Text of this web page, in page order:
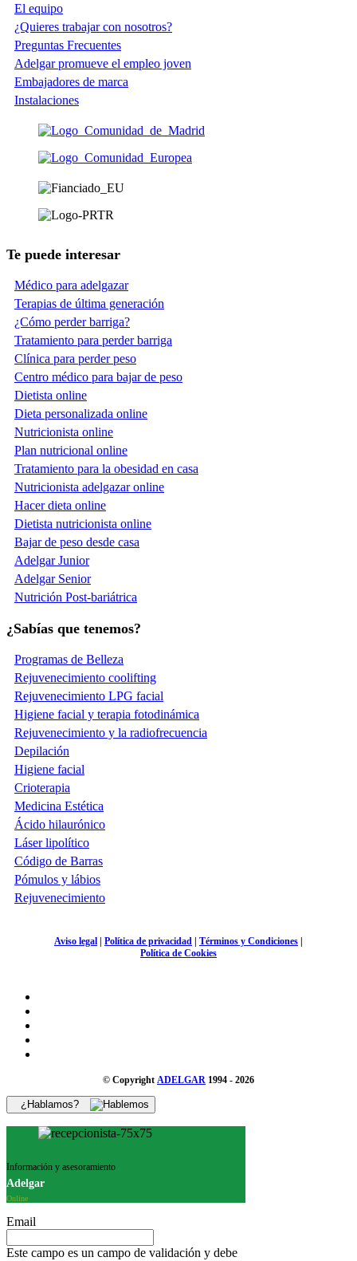
El equipo
¿Quieres trabajar con nosotros?
Preguntas Frecuentes
Adelgar promueve el empleo joven
Embajadores de marca
Instalaciones
Te puede interesar
Médico para adelgazar
Terapias de última generación
¿Cómo perder barriga?
Tratamiento para perder barriga
Clínica para perder peso
Centro médico para bajar de peso
Dietista online
Dieta personalizada online
Nutricionista online
Plan nutricional online
Tratamiento para la obesidad en casa
Nutricionista adelgazar online
Hacer dieta online
Dietista nutricionista online
Bajar de peso desde casa
Adelgar Junior
Adelgar Senior
Nutrición Post-bariátrica
¿Sabías que tenemos?
Programas de Belleza
Rejuvenecimiento coolifting
Rejuvenecimiento LPG facial
Higiene facial y terapia fotodinámica
Rejuvenecimiento y la radiofrecuencia
Depilación
Higiene facial
Crioterapia
Medicina Estética
Ácido hilaurónico
Láser lipolítico
Código de Barras
Pómulos y lábios
Rejuvenecimiento
Aviso legal | Política de privacidad | Términos y Condiciones |
Política de Cookies
© Copyright ADELGAR 1994 - 2026
¿Hablamos?
Información y asesoramiento
Adelgar
Online
Email
Este campo es un campo de validación y debe